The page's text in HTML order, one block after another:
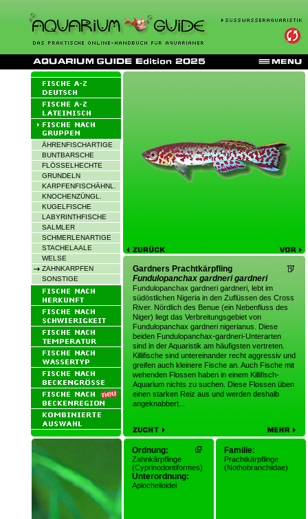
ÄHRENFISCHARTIGE
BUNTBARSCHE
FLÖSSELHECHTE
GRUNDELN
KARPFENFISCHÄHNL.
KNOCHENZÜNGL.
KUGELFISCHE
LABYRINTHFISCHE
SALMLER
SCHMERLENARTIGE
STACHELAALE
WELSE
ZAHNKARPFEN
SONSTIGE
Gardners Prachtkärpfling
Fundulopanchax gardneri gardneri
Fundulopanchax gardneri gardneri, lebt im
südöstlichen Nigeria in den Zuflüssen des Cross
River. Nördlich des Benue (ein Nebenfluss des
Niger) liegt das Verbreitungsgebiet von
Fundulopanchax gardneri nigerianus. Diese
beiden Fundulopanchax-gardneri-Unterarten
sind in der Aquaristik am häufigsten vertreten.
Killifische sind untereinander recht aggressiv und
greifen auch kleinere Fische an. Auch Fische mit
wehenden Flossen haben in einem Killifisch-
Aquarium nichts zu suchen. Diese Flossen üben
einen starken Reiz aus und werden deshalb
angeknabbert...
Ordnung:
Zahnkärpflinge
(Cyprinodontiformes)
Unterordnung:
Aplocheiloidei
Familie:
Prachtkärpflinge
(Nothobranchiidae)